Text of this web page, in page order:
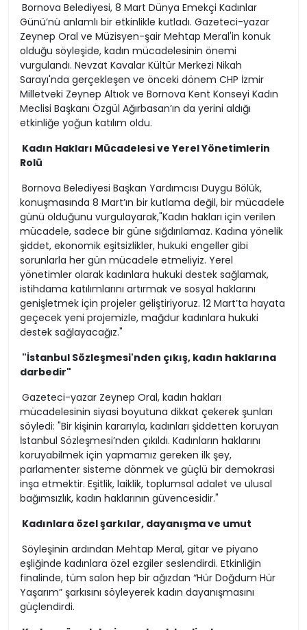
Bornova Belediyesi, 8 Mart Dünya Emekçi Kadınlar
Günü’nü anlamlı bir etkinlikle kutladı. Gazeteci-yazar
Zeynep Oral ve Müzisyen-şair Mehtap Meral'in konuk
olduğu söyleşide, kadın mücadelesinin önemi
vurgulandı. Nevzat Kavalar Kültür Merkezi Nikah
Sarayı'nda gerçekleşen ve önceki dönem CHP İzmir
Milletveki Zeynep Altıok ve Bornova Kent Konseyi Kadın
Meclisi Başkanı Özgül Ağırbasan’ın da yerini aldığı
etkinliğe yoğun katılım oldu.
Kadın Hakları Mücadelesi ve Yerel Yönetimlerin
Rolü
Bornova Belediyesi Başkan Yardımcısı Duygu Bölük,
konuşmasında 8 Mart’ın bir kutlama değil, bir mücadele
günü olduğunu vurgulayarak,"Kadın hakları için verilen
mücadele, sadece bir güne sığdırılamaz. Kadına yönelik
şiddet, ekonomik eşitsizlikler, hukuki engeller gibi
sorunlarla her gün mücadele etmeliyiz. Yerel
yönetimler olarak kadınlara hukuki destek sağlamak,
istihdama katılımlarını artırmak ve sosyal haklarını
genişletmek için projeler geliştiriyoruz. 12 Mart’ta hayata
geçecek yeni projemizle, mağdur kadınlara hukuki
destek sağlayacağız."
"İstanbul Sözleşmesi'nden çıkış, kadın haklarına
darbedir"
Gazeteci-yazar Zeynep Oral, kadın hakları
mücadelesinin siyasi boyutuna dikkat çekerek şunları
söyledi: "Bir kişinin kararıyla, kadınları şiddetten koruyan
İstanbul Sözleşmesi’nden çıkıldı. Kadınların haklarını
koruyabilmek için yapmamız gereken ilk şey,
parlamenter sisteme dönmek ve güçlü bir demokrasi
inşa etmektir. Eşitlik, laiklik, toplumsal adalet ve ulusal
bağımsızlık, kadın haklarının güvencesidir."
Kadınlara özel şarkılar, dayanışma ve umut
Söyleşinin ardından Mehtap Meral, gitar ve piyano
eşliğinde kadınlara özel ezgiler seslendirdi. Etkinliğin
finalinde, tüm salon hep bir ağızdan “Hür Doğdum Hür
Yaşarım” şarkısını söyleyerek kadın dayanışmasını
güçlendirdi.